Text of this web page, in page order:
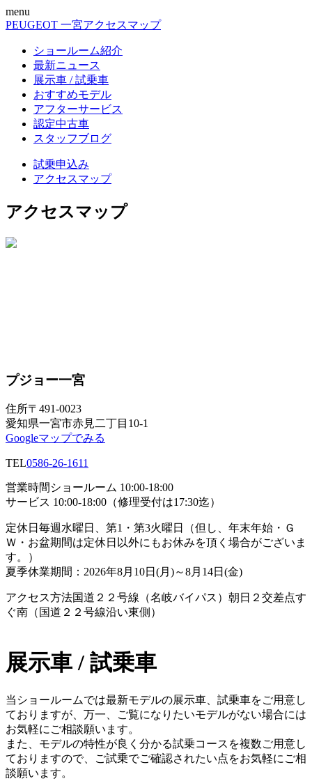
menu
PEUGEOT 一宮アクセスマップ
ショールーム紹介
最新ニュース
展示車 / 試乗車
おすすめモデル
アフターサービス
認定中古車
スタッフブログ
試乗申込み
アクセスマップ
アクセスマップ
プジョー一宮
住所〒491-0023
愛知県一宮市赤見二丁目10-1
Googleマップでみる
TEL0586-26-1611
営業時間 ショールーム 10:00-18:00
サービス 10:00-18:00（修理受付は17:30迄）
定休日 毎週水曜日、第1・第3火曜日（但し、年末年始・Ｇ
Ｗ・お盆期間は定休日以外にもお休みを頂く場合がございま
す。）
夏季休業期間：2026年8月10日(月)～8月14日(金)
アクセス方法国道２２号線（名岐バイパス）朝日２交差点す
ぐ南（国道２２号線沿い東側）
展示車 / 試乗車
当ショールームでは最新モデルの展示車、試乗車をご用意し
ておりますが、万一、ご覧になりたいモデルがない場合には
お気軽にご相談願います。
また、モデルの特性が良く分かる試乗コースを複数ご用意し
ておりますので、ご試乗でご確認されたい点をお気軽にご相
談願います。